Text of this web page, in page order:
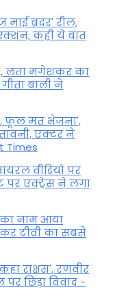
ब्रदर' रील,
कही ये बात
लता मंगेशकर का
बाली ने
फूल मत भेजना',
एक्टर ने
Times
वीडियो पर
पर एक्ट्रेस ने लगा
का नाम आया
टीवी का सबसे
राक्षस', रणवीर
पर छिड़ा विवाद -